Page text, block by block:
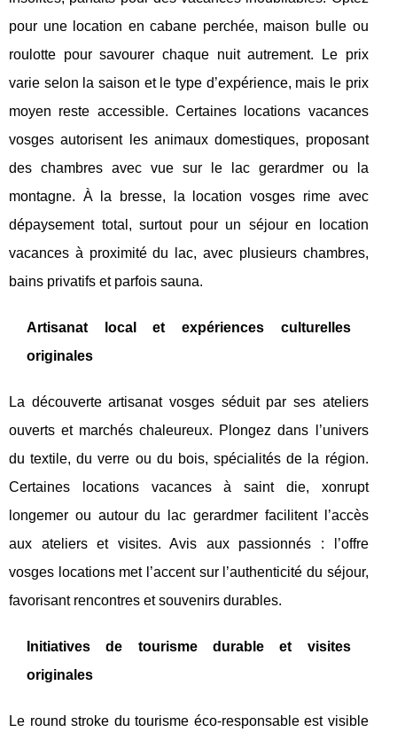
pour une location en cabane perchée, maison bulle ou
roulotte pour savourer chaque nuit autrement. Le prix
varie selon la saison et le type d’expérience, mais le prix
moyen reste accessible. Certaines locations vacances
vosges autorisent les animaux domestiques, proposant
des chambres avec vue sur le lac gerardmer ou la
montagne. À la bresse, la location vosges rime avec
dépaysement total, surtout pour un séjour en location
vacances à proximité du lac, avec plusieurs chambres,
bains privatifs et parfois sauna.
Artisanat local et expériences culturelles
originales
La découverte artisanat vosges séduit par ses ateliers
ouverts et marchés chaleureux. Plongez dans l’univers
du textile, du verre ou du bois, spécialités de la région.
Certaines locations vacances à saint die, xonrupt
longemer ou autour du lac gerardmer facilitent l’accès
aux ateliers et visites. Avis aux passionnés : l’offre
vosges locations met l’accent sur l’authenticité du séjour,
favorisant rencontres et souvenirs durables.
Initiatives de tourisme durable et visites
originales
Le round stroke du tourisme éco-responsable est visible